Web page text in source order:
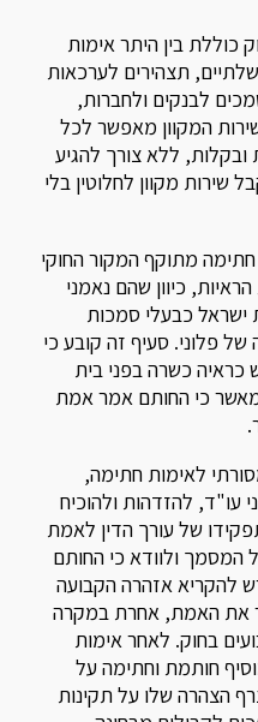
כוללת בין היתר אימות
תצהירים לערכאות
לבנקים ולחברות,
המקוון מאפשר לכל
ללא צורך להגיע
שירות מקוון לחלוטין בלי
מתוקף המקור החוקי
15 לפקודת הראיות, כיוון שהם נאמני
ישראל כבעלי סמכות
פלוני. סעיף זה קובע כי
כראיה כשרה בפני בית
כי החותם אמר אמת
לאימות חתימה,
עו"ד, להזדהות ולהוכיח
של עורך הדין לאמת
ולוודא כי החותם
להקריא אזהרה הקבועה
את האמת, אחרת במקרה
בחוק. לאחר אימות
חותמת וחתימה על
הצהרה שלו על תקינות